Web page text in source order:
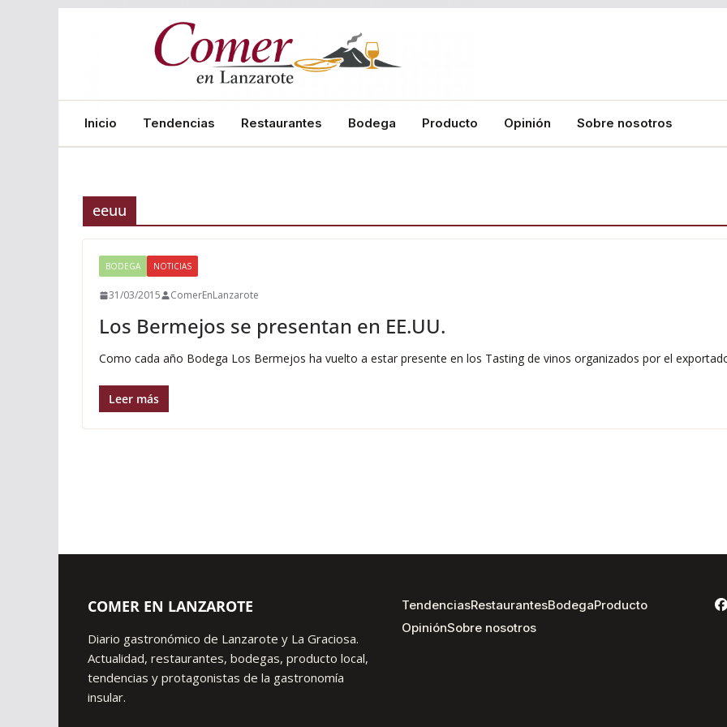
Inicio Tendencias Restaurantes Bodega Producto Opinión Sobre nosotros
eeuu
BODEGA NOTICIAS
31/03/2015 ComerEnLanzarote
Los Bermejos se presentan en EE.UU.
Como cada año Bodega Los Bermejos ha vuelto a estar presente en los Tasting de vinos organizados por el
Leer más
COMER EN LANZAROTE
Diario gastronómico de Lanzarote y La Graciosa.
Actualidad, restaurantes, bodegas, producto local,
tendencias y protagonistas de la gastronomía
insular.
TendenciasRestaurantesBodegaProducto
OpiniónSobre nosotros